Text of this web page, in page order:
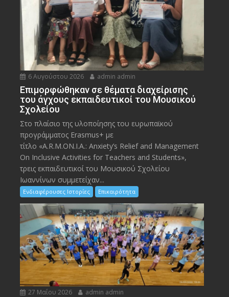
6 Αυγούστου 2026 admin admin
Eπιμορφώθηκαν σε θέματα διαχείρισης
του άγχους εκπαιδευτικοί του Μουσικού
Σχολείου
Στο πλαίσιο της υλοποίησης του ευρωπαϊκού
προγράμματος Erasmus+ με
τίτλο «A.R.M.ON.I.A.: Anxiety’s Relief and Management
On Inclusive Activities for Teachers and Students»,
τρεις εκπαιδευτικοί του Μουσικού Σχολείου
Ιωαννίνων συμμετείχαν...
Ενδιαφέρουσες Ιστορίες Επικαιρότητα
27 Μαΐου 2026 admin admin